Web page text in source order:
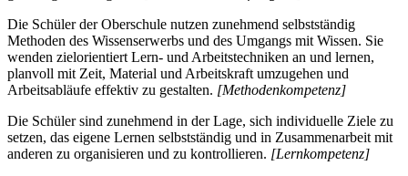
Die Schüler der Oberschule nutzen zunehmend selbstständig
Methoden des Wissenserwerbs und des Umgangs mit Wissen. Sie
wenden zielorientiert Lern- und Arbeitstechniken an und lernen,
planvoll mit Zeit, Material und Arbeitskraft umzugehen und
Arbeitsabläufe effektiv zu gestalten. [Methodenkompetenz]
Die Schüler sind zunehmend in der Lage, sich individuelle Ziele zu
setzen, das eigene Lernen selbstständig und in Zusammenarbeit mit
anderen zu organisieren und zu kontrollieren. [Lernkompetenz]